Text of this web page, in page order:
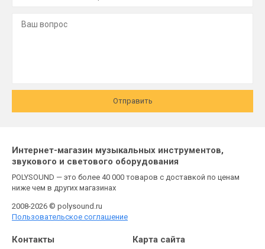
Отправить
Интернет-магазин музыкальных инструментов,
звукового и светового оборудования
POLYSOUND — это более 40 000 товаров с доставкой по ценам
ниже чем в других магазинах
2008-2026 © polysound.ru
Пользовательское соглашение
Контакты Карта сайта